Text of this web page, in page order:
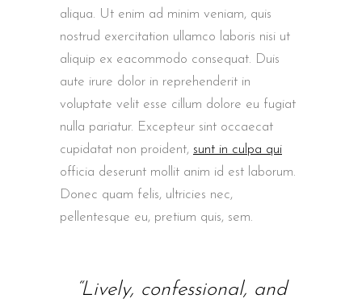
aliqua. Ut enim ad minim veniam, quis
nostrud exercitation ullamco laboris nisi ut
aliquip ex eacommodo consequat. Duis
aute irure dolor in reprehenderit in
voluptate velit esse cillum dolore eu fugiat
nulla pariatur. Excepteur sint occaecat
cupidatat non proident, sunt in culpa qui
officia deserunt mollit anim id est laborum.
Donec quam felis, ultricies nec,
pellentesque eu, pretium quis, sem.
“Lively, confessional, and